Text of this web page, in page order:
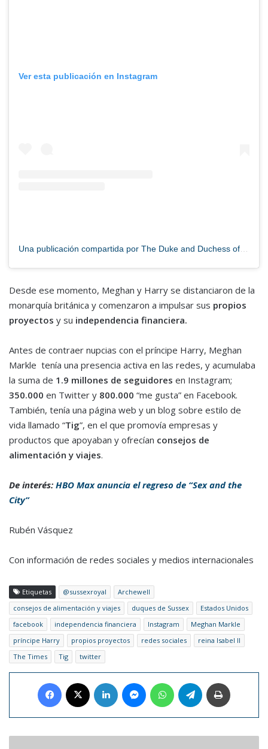
Ver esta publicación en Instagram
Desde ese momento, Meghan y Harry se distanciaron de la
monarquía británica y comenzaron a impulsar sus propios
proyectos y su independencia financiera.
Antes de contraer nupcias con el príncipe Harry, Meghan
Markle tenía una presencia activa en las redes, y acumulaba
la suma de 1.9 millones de seguidores en Instagram;
350.000 en Twitter y 800.000 “me gusta” en Facebook.
También, tenía una página web y un blog sobre estilo de
vida llamado “Tig”, en el que promovía empresas y
productos que apoyaban y ofrecían consejos de
alimentación y viajes.
De interés: HBO Max anuncia el regreso de “Sex and the
City”
Rubén Vásquez
Con información de redes sociales y medios internacionales
Etiquetas @sussexroyal
Archewell
consejos de alimentación y viajes
duques de Sussex
Estados Unidos
facebook
independencia financiera Instagram
Meghan Markle
príncipe Harry
propios proyectos redes sociales
reina Isabel II
The Times
Tig twitter
Facebook LinkedIn MessengerWhatsAppTelegram